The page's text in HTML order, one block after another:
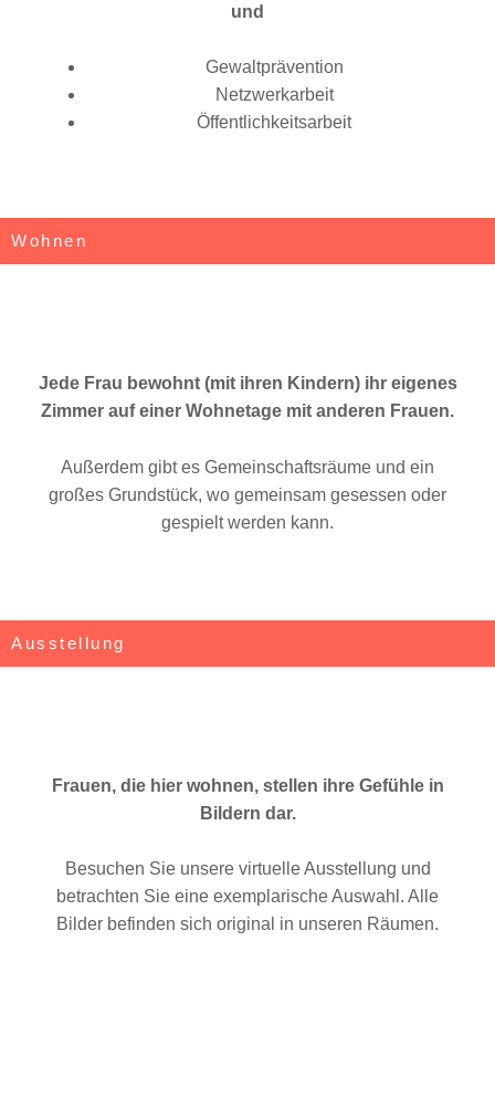
und
Gewaltprävention
Netzwerkarbeit
Öffentlichkeitsarbeit
Wohnen
Jede Frau bewohnt (mit ihren Kindern) ihr eigenes
Zimmer auf einer Wohnetage mit anderen Frauen.
Außerdem gibt es Gemeinschaftsräume und ein
großes Grundstück, wo gemeinsam gesessen oder
gespielt werden kann.
Ausstellung
Frauen, die hier wohnen, stellen ihre Gefühle in
Bildern dar.
Besuchen Sie unsere virtuelle Ausstellung und
betrachten Sie eine exemplarische Auswahl. Alle
Bilder befinden sich original in unseren Räumen.